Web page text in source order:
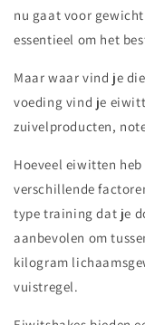
nu gaat voor
essentieel om het
Maar waar vind je
voeding vind je
zuivelproducten,
Hoeveel eiwitten
verschillende
type training dat je
aanbevolen om
kilogram
vuistregel.